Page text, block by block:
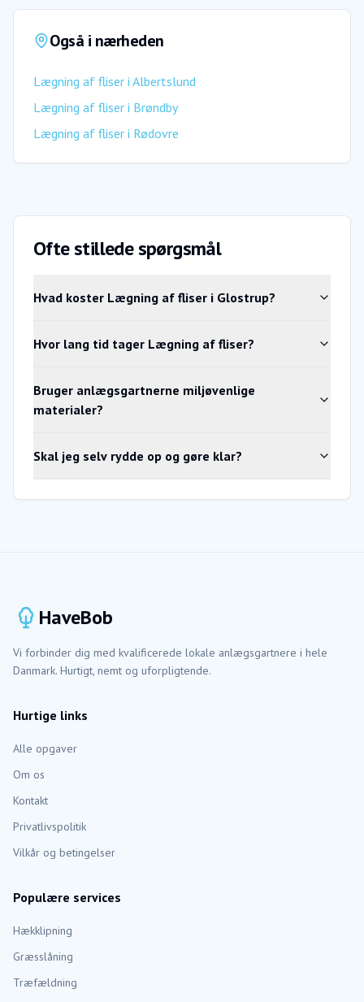
Også i nærheden
Lægning af fliser i Albertslund
Lægning af fliser i Brøndby
Lægning af fliser i Rødovre
Ofte stillede spørgsmål
Hvad koster Lægning af fliser i Glostrup?
Hvor lang tid tager Lægning af fliser?
Bruger anlægsgartnerne miljøvenlige
materialer?
Skal jeg selv rydde op og gøre klar?
HaveBob
Vi forbinder dig med kvalificerede lokale anlægsgartnere i hele
Danmark. Hurtigt, nemt og uforpligtende.
Hurtige links
Alle opgaver
Om os
Kontakt
Privatlivspolitik
Vilkår og betingelser
Populære services
Hækklipning
Græsslåning
Træfældning